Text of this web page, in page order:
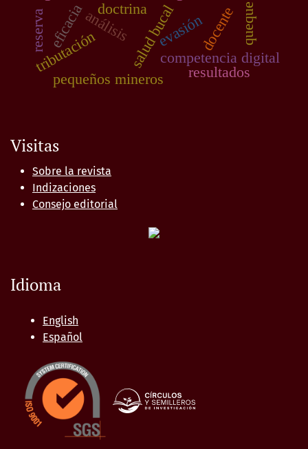
salud bucalcompetencia digital
docente
análisis
doctrina
pequeños mineros
evasión
tributación
eficacia
reserva
resultados
queque
Visitas
Sobre la revista
Indizaciones
Consejo editorial
Idioma
English
Español